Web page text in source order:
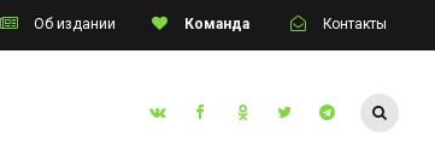
Об издании Команда Контакты